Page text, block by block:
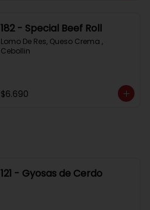
182 - Special Beef Roll
Lomo De Res, Queso Crema ,
Cebollin
$6.690
121 - Gyosas de Cerdo